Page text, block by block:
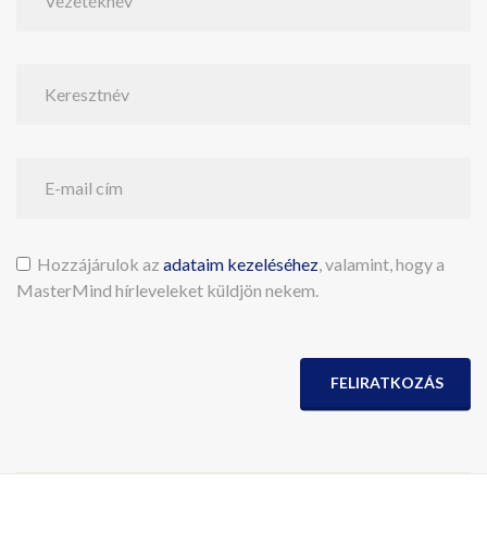
Hozzájárulok az adataim kezeléséhez , valamint, hogy a
MasterMind hírleveleket küldjön nekem.
FELIRATKOZÁS